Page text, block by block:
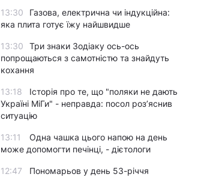
13:30
Газова, електрична чи індукційна:
яка плита готує їжу найшвидше
13:30
Три знаки Зодіаку ось-ось
попрощаються з самотністю та знайдуть
кохання
13:18
Історія про те, що "поляки не дають
Україні МіГи" - неправда: посол роз’яснив
ситуацію
13:11
Одна чашка цього напою на день
може допомогти печінці, - дієтологи
12:47
Пономарьов у день 53-річчя